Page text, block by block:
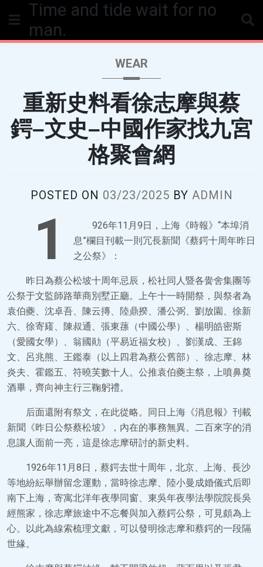
Time and tide wait for no
man.
WEAR
重新史料看徐志摩與蔡
鍔–文史–中國作家找九宮
格聚會網
POSTED ON 03/23/2025 BY ADMIN
1
926年11月9日，上海《時報》“本埠消
息”欄目刊載一則冗長新聞《蔡鍔十周年昨日
之公祭》：
昨日為蔡公松坡十周年忌辰，松社同人暨各黌舍集團等
公祭于文監師路華商別墅正廳。上午十一時開祭，與祭者為
袁伯夔、沈卓吾、陳云摶、陸鼎揆、潘公弼、劉放園、徐新
六、徐寄庼、陳叔通、張東蓀（中國公學）、楊明皓密斯
（愛國女學）、翁國勛（平易近福女校）、劉漢成、王錦
文、呂兆熊、王鑑泰（以上四君為蔡公舊部）、徐志摩、林
炎夫、霍鑑五、符曉芙數十人。公推袁伯夔主祭，上噴鼻奠
酒畢，齊向神主行三鞠躬禮。
后面還附有祭文，在此從略。同日上海《消息報》刊載
新聞《昨日公祭蔡松坡》，內在的事務無異。二百來字的消
息讓人面前一亮，這是徐志摩研討的新史料。
1926年11月8日，蔡鍔去世十周年，北京、上海、長沙
等地紛紜舉辦留念運動，當時徐志摩、陸小曼成婚儀式后即
南下上海，寄寓北洋年夜學同窗、東吳年夜學法學院院長吳
經熊家，徐志摩旅途中不忘餐與加入蔡鍔公祭，可見頗為上
心。以此為線索梳理文獻，可以發明徐志摩和蔡鍔的一段隔
世緣。